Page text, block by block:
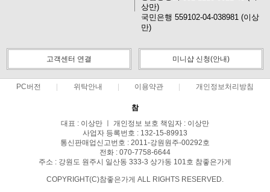
상만)
국민은행 559102-04-038981 (이상
만)
고객센터 연결 미니샵 신청(안내)
PC버전 위탁안내 이용약관 개인정보처리방침
참
대표 : 이상만 ㅣ 개인정보 보호 책임자 : 이상만
사업자 등록번호 : 132-15-89913
통신판매업신고번호 : 2011-강원원주-00292호
전화 : 070-7758-6644
주소 : 강원도 원주시 일산동 333-3 상가동 101호 참좋은가게
COPYRIGHT(C)참좋은가게 ALL RIGHTS RESERVED.